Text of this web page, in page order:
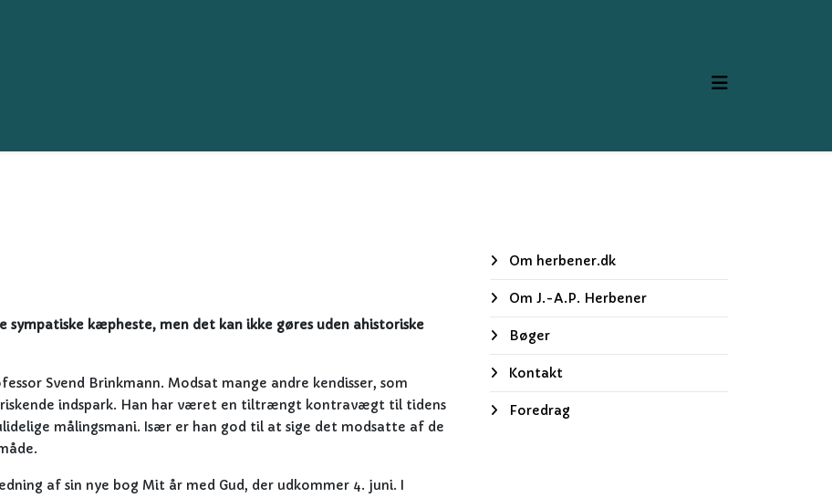
kæpheste, men det kan ikke gøres uden ahistoriske
Svend Brinkmann. Modsat mange andre kendisser, som
indspark. Han har været en tiltrængt kontravægt til tidens
målingsmani. Især er han god til at sige det modsatte af de
af sin nye bog Mit år med Gud, der udkommer 4. juni. I
Om herbener.dk
Om J.-A.P. Herbener
Bøger
Kontakt
Foredrag